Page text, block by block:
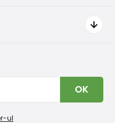
reducere
OK
ul